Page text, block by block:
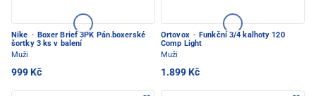
Nike · Boxer Brief 3PK Pán.boxerské
šortky 3 ks v balení
Muži
999 Kč
Ortovox · Funkční 3/4 kalhoty 120
Comp Light
Muži
1.899 Kč